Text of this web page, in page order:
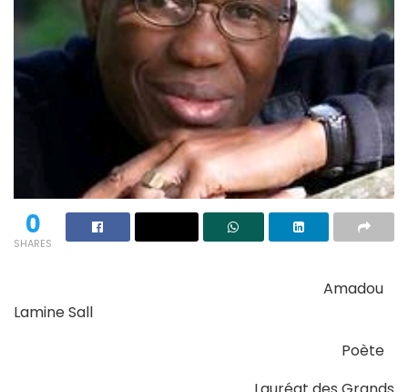
0
SHARES
Amadou
Lamine Sall
Poète